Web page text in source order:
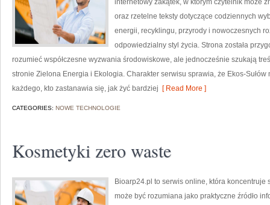
internetowy zakątek, w którym czytelnik może
oraz rzetelne teksty dotyczące codziennych
energii, recyklingu, przyrody i nowoczesnych
odpowiedzialny styl życia. Strona została
rozumieć współczesne wyzwania środowiskowe, ale jednocześnie szukają
stronie Zielona Energia i Ekologia. Charakter serwisu sprawia, że Ekos-
każdego, kto zastanawia się, jak żyć bardziej [ Read More ]
CATEGORIES: NOWE TECHNOLOGIE
Kosmetyki zero waste
Bioarp24.pl to serwis online, która koncentruje
może być rozumiana jako praktyczne źródło